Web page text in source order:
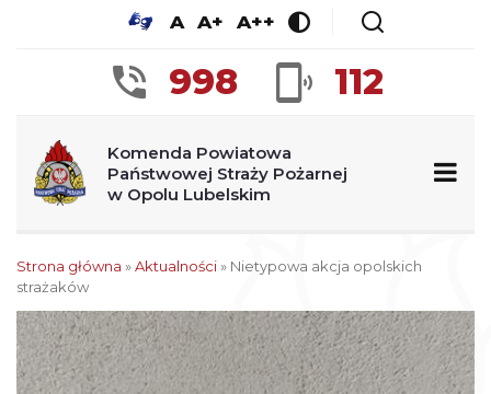
A A+ A++
998 112
Komenda Powiatowa
Państwowej Straży Pożarnej
w Opolu Lubelskim
Strona główna »Aktualności» Nietypowa akcja opolskich
strażaków